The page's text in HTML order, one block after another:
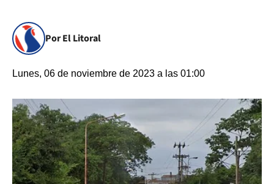
Por El Litoral
Lunes, 06 de noviembre de 2023 a las 01:00